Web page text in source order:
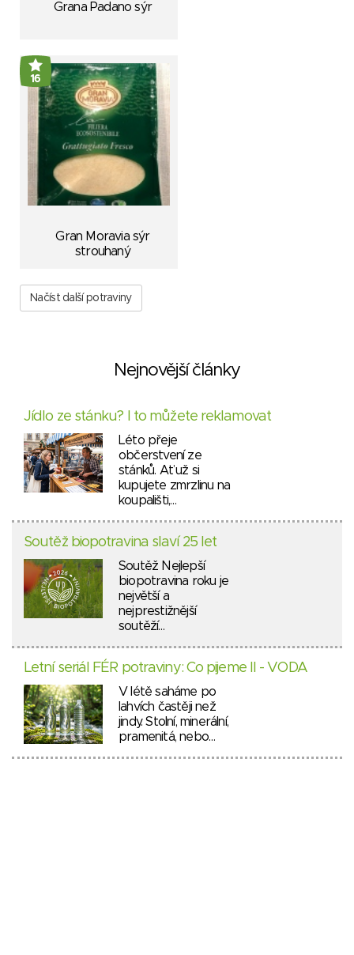
Grana Padano sýr
16
Gran Moravia sýr
strouhaný
Načíst další potraviny
Nejnovější články
Jídlo ze stánku? I to můžete reklamovat
Léto přeje
občerstvení ze
stánků. Ať už si
kupujete zmrzlinu na
koupališti,…
Soutěž biopotravina slaví 25 let
Soutěž Nejlepší
biopotravina roku je
největší a
nejprestižnější
soutěží…
Letní seriál FÉR potraviny: Co pijeme II - VODA
V létě saháme po
lahvích častěji než
jindy. Stolní, minerální,
pramenitá, nebo…